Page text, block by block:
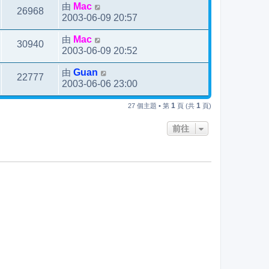
26968 由 Mac
2003-06-09 20:57
30940 由 Mac
2003-06-09 20:52
22777 由 Guan
2003-06-06 23:00
27 個主題 • 第 1 頁 (共 1 頁)
前往